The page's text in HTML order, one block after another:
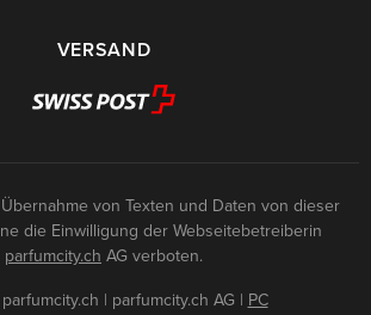
VERSAND
von Texten und Daten von dieser
die Einwilligung der Webseitebetreiberin
parfumcity.ch AG verboten.
| parfumcity.ch AG | PC